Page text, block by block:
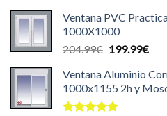
original
era:
140.00€.
Ventana PVC
1000X1000
204.99€ El
original
era:
204.99€.
199.99€El
es:
Ventana Aluminio
1000x1155 2h y